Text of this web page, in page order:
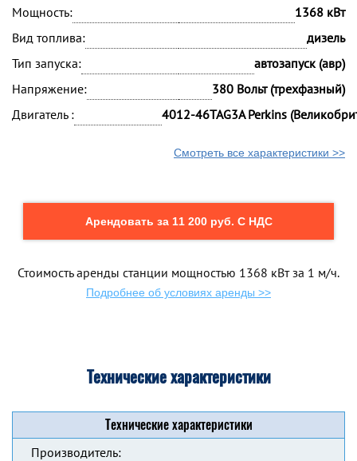
Мощность:
1368 кВт
Вид топлива:
дизель
Тип запуска:
автозапуск (авр)
Напряжение:
380 Вольт (трехфазный)
Двигатель :
4012-46TAG3A Perkins
Смотреть все характеристики >>
Арендовать за 11 200 руб. С НДС
Стоимость аренды станции мощностью 1368 кВт за 1 м/ч.
Подробнее об условиях аренды >>
Технические характеристики
Технические характеристики
Производитель: